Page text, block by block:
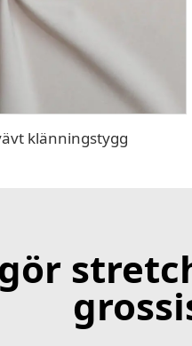
klänningstygg